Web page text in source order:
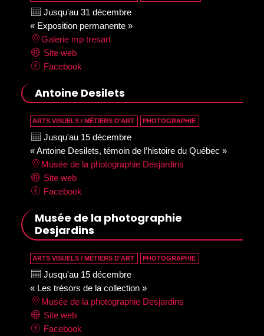
Jusqu'au 31 décembre
« Exposition permanente »
Galerie mp tresart
Site web
Facebook
Antoine Desilets
ARTS VISUELS / MÉTIERS D’ART PHOTOGRAPHIE
Jusqu'au 15 décembre
« Antoine Desilets, témoin de l’histoire du Québec »
Musée de la photographie Desjardins
Site web
Facebook
Musée de la photographie
Desjardins
ARTS VISUELS / MÉTIERS D’ART PHOTOGRAPHIE
Jusqu'au 15 décembre
« Les trésors de la collection »
Musée de la photographie Desjardins
Site web
Facebook